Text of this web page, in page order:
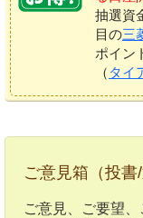
抽選資
目の三
ポイン
（ タイ
ご意見箱（投書/
ご意見、ご要望